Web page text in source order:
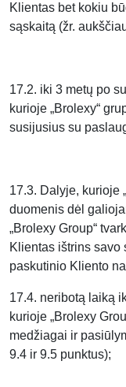
Klientas bet kokiu
sąskaitą (žr.
17.2. iki 3 metų po
kurioje „Brolexy“
susijusius su
17.3. Dalyje, kurioje
duomenis dėl
„Brolexy Group“
Klientas ištrins savo
paskutinio Kliento
17.4. neribotą laiką
kurioje „Brolexy
medžiagai ir
9.4 ir 9.5 punktus);